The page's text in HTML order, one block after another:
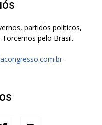
partidos políticos,
pelo Brasil.